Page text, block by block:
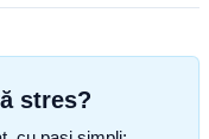
stres?